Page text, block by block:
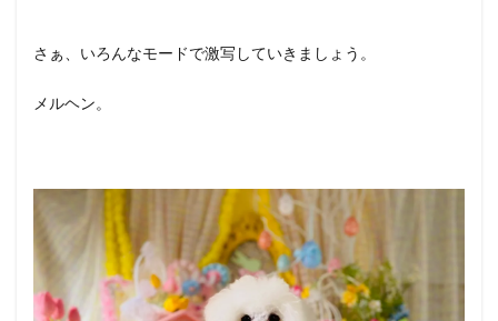
さぁ、いろんなモードで激写していきましょう。
メルヘン。